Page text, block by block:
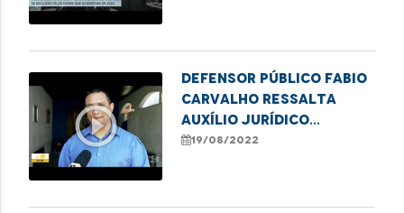
play_circle_outline
Defensor Público Fabio
Carvalho ressalta
auxílio jurídico
oferecido pela DPE
Imperatriz
19/08/2022